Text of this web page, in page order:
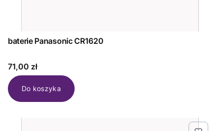
baterie Panasonic CR1620
Cena
71,00 zł
Do koszyka